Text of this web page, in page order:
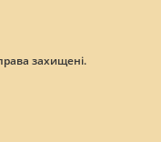
захищені.